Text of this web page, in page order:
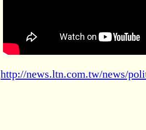
http://news.ltn.com.tw/news/